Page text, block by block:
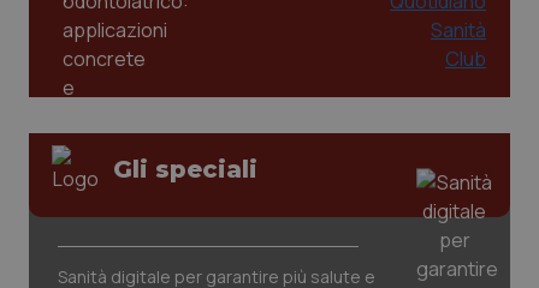
Gli speciali
Sanità digitale per garantire più salute e
tracking-sites-ironfish-
session-id
www.quotidianosanita.it
_ga
.quotidianosanita.it